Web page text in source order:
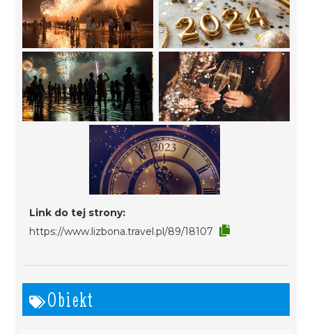
Link do tej strony:
https://www.lizbona.travel.pl/89/18107
Obiekt